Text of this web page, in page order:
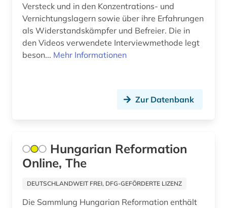
agrarwissenschaften (3)
agricola (1)
agrikulturchemie (2)
ahnenforschung (1)
aids (1)
Versteck und in den Konzentrations- und
Vernichtungslagern sowie über ihre Erfahrungen
als Widerstandskämpfer und Befreier. Die in
den Videos verwendete Interviewmethode legt
beson... Mehr Informationen
Zur Datenbank
Hungarian Reformation
Online, The
DEUTSCHLANDWEIT FREI, DFG-GEFÖRDERTE LIZENZ
Die Sammlung Hungarian Reformation enthält